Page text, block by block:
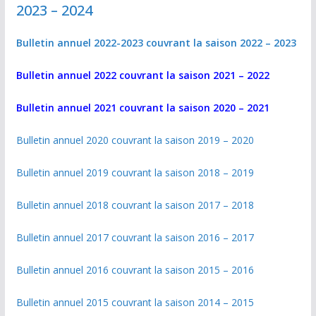
2023 – 2024
Bulletin annuel 2022-2023 couvrant la saison 2022 – 2023
Bulletin annuel 2022 couvrant la saison 2021 – 2022
Bulletin annuel 2021 couvrant la saison 2020 – 2021
Bulletin annuel 2020 couvrant la saison 2019 – 2020
Bulletin annuel 2019 couvrant la saison 2018 – 2019
Bulletin annuel 2018 couvrant la saison 2017 – 2018
Bulletin annuel 2017 couvrant la saison 2016 – 2017
Bulletin annuel 2016 couvrant la saison 2015 – 2016
Bulletin annuel 2015 couvrant la saison 2014 – 2015